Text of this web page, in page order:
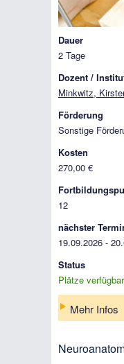
Dauer
2 Tage
Dozent /
Minkwitz,
Förderung
Sonstige
Kosten
270,00 €
12
nächster
19.09.2026 -
Status
Plätze verfügbar
Mehr Infos